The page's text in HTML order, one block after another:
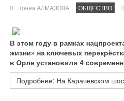
Нонна АЛМАЗОВА ОБЩЕСТВО
В этом году в рамках
жизни» на ключевых
в Орле установили 4
Подробнее: На Карачевском